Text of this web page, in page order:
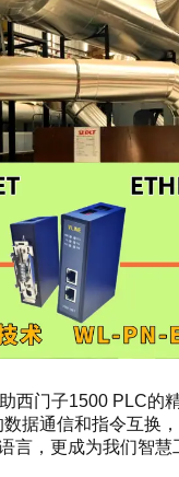
西门子1500 PLC的
据通信和指令互换
言，更成为我们智慧